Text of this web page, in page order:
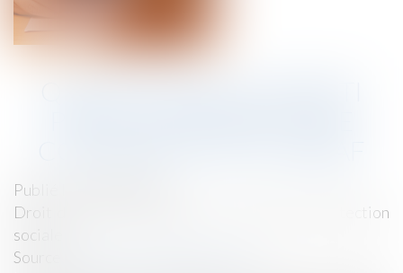
Publié le :
Droit du travail - Employeurs
Droit de la protection
sociale
Source :